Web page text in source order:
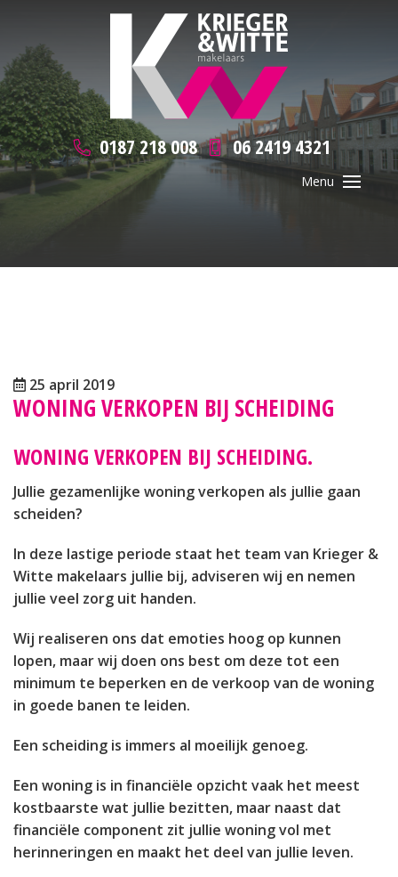
0187 218 008 06 2419 4321
25 april 2019
WONING VERKOPEN BIJ SCHEIDING
WONING VERKOPEN BIJ SCHEIDING.
Jullie gezamenlijke woning verkopen als jullie gaan
scheiden?
In deze lastige periode staat het team van Krieger &
Witte makelaars jullie bij, adviseren wij en nemen
jullie veel zorg uit handen.
Wij realiseren ons dat emoties hoog op kunnen
lopen, maar wij doen ons best om deze tot een
minimum te beperken en de verkoop van de woning
in goede banen te leiden.
Een scheiding is immers al moeilijk genoeg.
Een woning is in financiële opzicht vaak het meest
kostbaarste wat jullie bezitten, maar naast dat
financiële component zit jullie woning vol met
herinneringen en maakt het deel van jullie leven.